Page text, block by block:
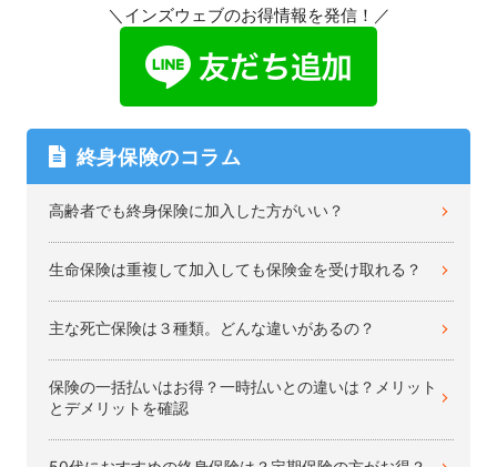
＼インズウェブのお得情報を発信！／
終身保険のコラム
高齢者でも終身保険に加入した方がいい？
生命保険は重複して加入しても保険金を受け取れる？
主な死亡保険は３種類。どんな違いがあるの？
保険の一括払いはお得？一時払いとの違いは？メリット
とデメリットを確認